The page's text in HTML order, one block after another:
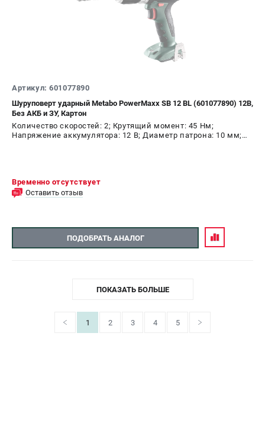
Артикул: 601077890
Шуруповерт ударный Metabo PowerMaxx SB 12 BL (601077890) 12В,
Без АКБ и ЗУ, Картон
Количество скоростей: 2; Крутящий момент: 45 Нм;
Напряжение аккумулятора: 12 В; Диаметр патрона: 10 мм;
Временно отсутствует
Оставить отзыв
ПОДОБРАТЬ АНАЛОГ
1 2 3 4 5
ПОКАЗАТЬ БОЛЬШЕ